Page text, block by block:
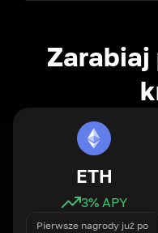
Zarabiaj
ETH
3% APY
Pierwsze nagrody już po